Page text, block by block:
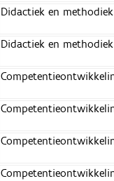
Didactiek en
Didactiek en